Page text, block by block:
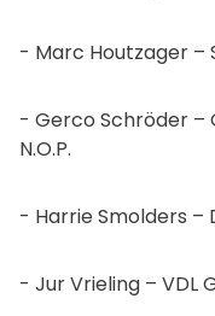
- Marc Houtzager –
- Gerco Schröder –
N.O.P.
- Harrie Smolders –
- Jur Vrieling – VDL